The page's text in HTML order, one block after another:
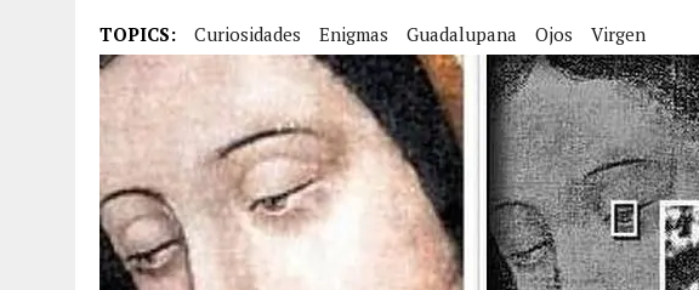
TOPICS: Curiosidades Enigmas Guadalupana Ojos Virgen